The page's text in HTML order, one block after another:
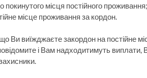
місця постійного проживання;
місце проживання за кордон.
Ви виїжджаєте закордон на постійне
і Вам надходитимуть